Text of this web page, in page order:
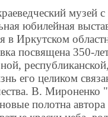
музей
юбилейная
в Иркутском
посвящена 350-
его целиком
В. Мироненко
полотна автора